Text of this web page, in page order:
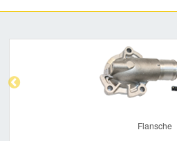
Flansche